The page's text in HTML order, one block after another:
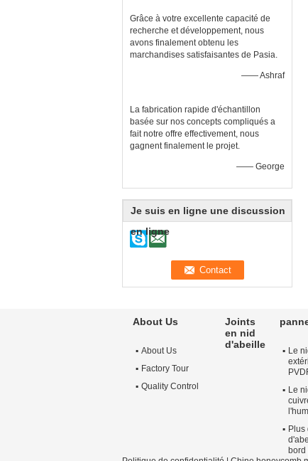
Grâce à votre excellente capacité de
recherche et développement, nous
avons finalement obtenu les
marchandises satisfaisantes de Pasia.
—— Ashraf
La fabrication rapide d'échantillon
basée sur nos concepts compliqués a
fait notre offre effectivement, nous
gagnent finalement le projet.
—— George
Je suis en ligne une discussion
en ligne
About Us
About Us
Factory Tour
Quality Control
Joints
en nid
d'abeille
Le
Le
Plus
bord